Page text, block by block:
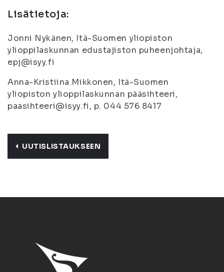
Lisätietoja:
Jonni Nykänen, Itä-Suomen yliopiston
ylioppilaskunnan edustajiston puheenjohtaja,
epj@isyy.fi
Anna-Kristiina Mikkonen, Itä-Suomen
yliopiston ylioppilaskunnan pääsihteeri,
paasihteeri@isyy.fi, p. 044 576 8417
UUTISLISTAUKSEEN